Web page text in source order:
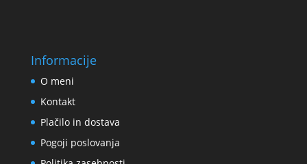
Informacije
O meni
Kontakt
Plačilo in dostava
Pogoji poslovanja